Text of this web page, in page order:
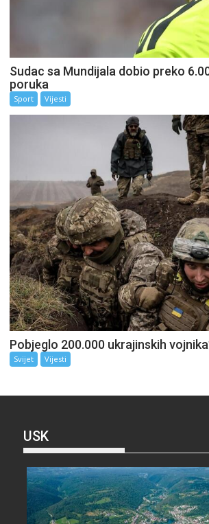
Sudac sa Mundijala dobio preko
poruka
Sport Vijesti
Pobjeglo 200.000 ukrajinskih
Svijet Vijesti
USK